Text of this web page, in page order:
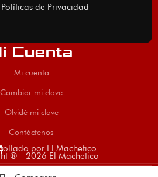
Políticas de Privacidad
Cuenta
Mi cuenta
Cambiar mi clave
Olvidé mi clave
Contáctenos
por El Machetico
® - 2026 El Machetico